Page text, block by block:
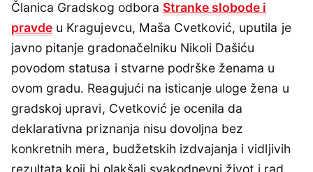
Članica Gradskog odbora Stranke slobode i
pravde u Kragujevcu, Maša Cvetković, uputila je
javno pitanje gradonačelniku Nikoli Dašiću
povodom statusa i stvarne podrške ženama u
ovom gradu. Reagujući na isticanje uloge žena u
gradskoj upravi, Cvetković je ocenila da
deklarativna priznanja nisu dovoljna bez
konkretnih mera, budžetskih izdvajanja i vidljivih
rezultata koji bi olakšali svakodnevni život i rad